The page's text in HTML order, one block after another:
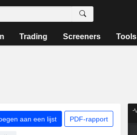
Trading Screeners Tools
aan een lijst PDF-rapport